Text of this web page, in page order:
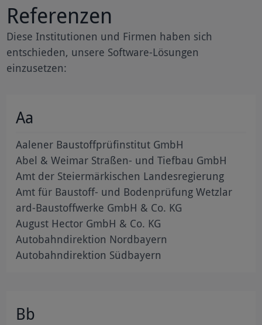
Referenzen
Diese Institutionen und Firmen haben sich
entschieden, unsere Software-Lösungen
einzusetzen:
Aa
Aalener Baustoffprüfinstitut GmbH
Abel & Weimar Straßen- und Tiefbau GmbH
Amt der Steiermärkischen Landesregierung
Amt für Baustoff- und Bodenprüfung Wetzlar
ard-Baustoffwerke GmbH & Co. KG
August Hector GmbH & Co. KG
Autobahndirektion Nordbayern
Autobahndirektion Südbayern
Bb